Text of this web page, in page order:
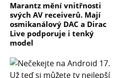
Marantz mění vnitřnosti
svých AV receiverů. Mají
osmikanálový DAC a Dirac
Live podporuje i tenký
model